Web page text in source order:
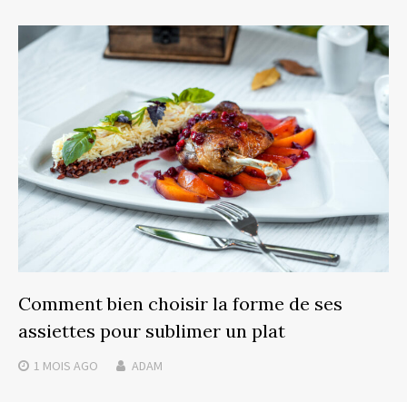
Comment bien choisir la forme de ses
assiettes pour sublimer un plat
1 MOIS AGO ADAM